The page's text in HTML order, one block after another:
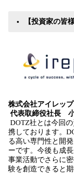
【投資家の皆
株式会社アイレップ
代表取締役社長
DOTZ社とは今回
携しております。
る高い専門性と開
ーです。今後も成
事業活動でさらに
験を創造できると期